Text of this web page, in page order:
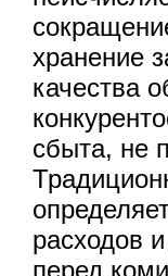
хранение
качества
сбыта, не
расходов
перед